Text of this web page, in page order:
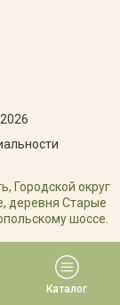
Каталог
Городской округ
деревня Старые
шоссе.